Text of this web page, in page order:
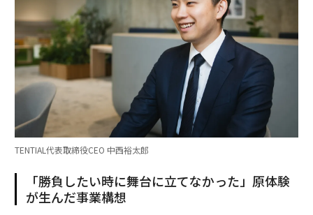
TENTIAL代表取締役CEO 中西裕太郎
「勝負したい時に舞台に立てなかった」原体験
が生んだ事業構想